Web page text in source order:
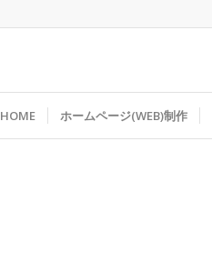
HOME ホームページ(WEB)制作